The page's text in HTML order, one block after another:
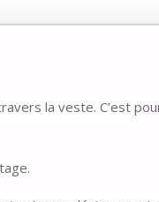
la veste. C’est